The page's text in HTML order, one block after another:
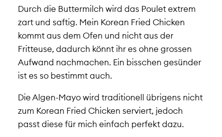
Durch die Buttermilch wird das Poulet extrem
zart und saftig. Mein Korean Fried Chicken
kommt aus dem Ofen und nicht aus der
Fritteuse, dadurch könnt ihr es ohne grossen
Aufwand nachmachen. Ein bisschen gesünder
ist es so bestimmt auch.
Die Algen-Mayo wird traditionell übrigens nicht
zum Korean Fried Chicken serviert, jedoch
passt diese für mich einfach perfekt dazu.